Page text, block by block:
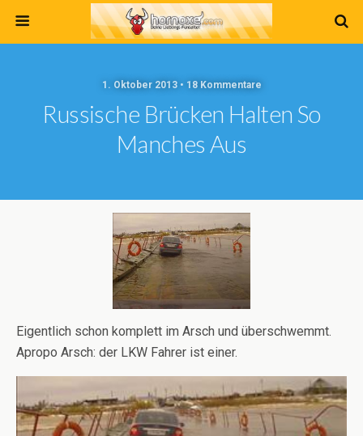
1. Oktober 2013 • 18 Kommentare
Russische Brücken Halten So
Manches Aus
Eigentlich schon komplett im Arsch und überschwemmt.
Apropo Arsch: der LKW Fahrer ist einer.
Player